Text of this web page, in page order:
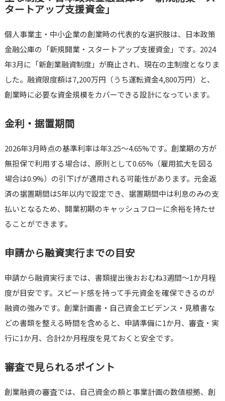
タートアップ支援資金」
個人事業主・中小企業の創業時の代表的な選択肢は、日本政策
金融公庫の「新規開業・スタートアップ支援資金」です。2024
年3月に「新創業融資制度」が廃止され、現在の主制度となりま
した。融資限度額は7,200万円（うち運転資金4,800万円）と、
創業時に必要な資金規模をカバーできる設計になっています。
金利・据置期間
2026年3月時点の基準利率は年3.25〜4.65%です。創業期の方が
無担保で利用する場合は、原則として0.65%（雇用拡大を図る
場合は0.9%）の引下げが適用される可能性があります。元金返
済の据置期間は5年以内で設定でき、据置期間中は利息のみの支
払いとなるため、開業初期のキャッシュフローに余裕を持たせ
ることができます。
申請から融資実行までの目安
申請から融資実行までは、書類提出後おおむね3週間〜1か月程
度が目安です。スピード感を持って手元資金を確保できるのが
融資の強みです。創業計画書・自己資金エビデンス・見積書な
どの書類を整える時間を含めると、申請準備に1か月、審査・実
行に1か月、合計2か月程度を見ておくと安全です。
審査で見られるポイント
創業融資の審査では、自己資金の額と事業計画の数値根拠、創